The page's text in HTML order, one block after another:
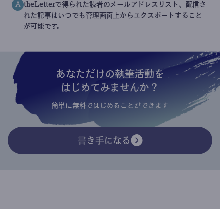
A theLetterで得られた読者のメールアドレスリスト、配信さ
れた記事はいつでも管理画面上からエクスポートすること
が可能です。
あなただけの執筆活動を
はじめてみませんか？
簡単に無料ではじめることができます
書き手になる